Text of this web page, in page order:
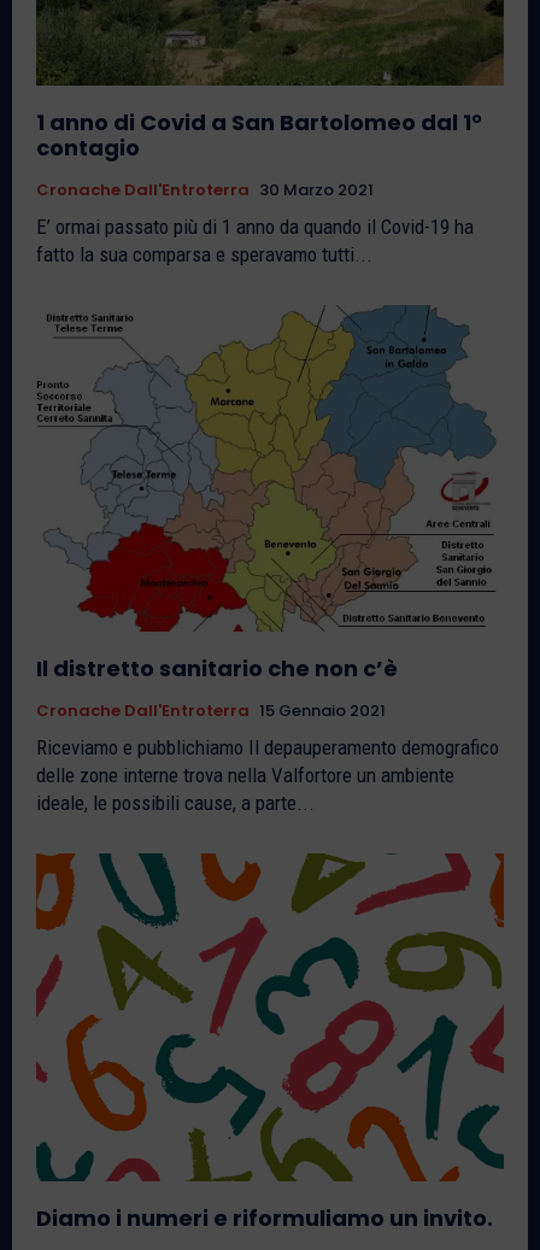
1 anno di Covid a San Bartolomeo dal 1°
contagio
Cronache Dall'Entroterra 30 Marzo 2021
E’ ormai passato più di 1 anno da quando il Covid-19 ha
fatto la sua comparsa e speravamo tutti...
Il distretto sanitario che non c’è
Cronache Dall'Entroterra 15 Gennaio 2021
Riceviamo e pubblichiamo Il depauperamento demografico
delle zone interne trova nella Valfortore un ambiente
ideale, le possibili cause, a parte...
Diamo i numeri e riformuliamo un invito.